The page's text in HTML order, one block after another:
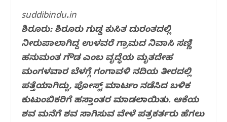
c
e
b
o
o
k
itt
e
r
at
s
A
p
p
e
g
ra
m
ar
e
suddibindu.in
ಶಿರೂರು: ಶಿರೂರು ಗುಡ್ಡ ಕುಸಿತ ದುರಂತದಲ್ಲಿ
ನೀರುಪಾಲಾಗಿದ್ದ ಉಳವರೆ ಗ್ರಾಮದ ನಿವಾಸಿ ಸಣ್ಣಿ
ಹನುಮಂತ ಗೌಡ ಎಂಬ ವೃದ್ಧೆಯ ಮೃತದೇಹ
ಮಂಗಳವಾರ ಬೆಳಗ್ಗೆ ಗಂಗಾವಳಿ ನದಿಯ ತೀರದಲ್ಲಿ
ಪತ್ತೆಯಾಗಿದ್ದು, ಪೋಸ್ಟ್ ಮಾರ್ಟಂ ನಡೆಸಿದ ಬಳಿಕ
ಕುಟುಂಬಿಕರಿಗೆ ಹಸ್ತಾಂತರ ಮಾಡಲಾಯಿತು. ಆಕೆಯ
ಶವ ಮನೆಗೆ ಶವ ಸಾಗಿಸುವ ವೇಳೆ ಪತ್ರಕರ್ತರು ಹೆಗಲು